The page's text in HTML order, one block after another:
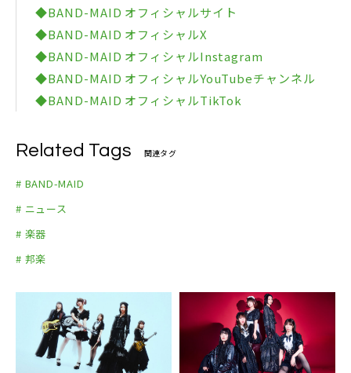
◆BAND-MAID オフィシャルサイト
◆BAND-MAID オフィシャルX
◆BAND-MAID オフィシャルInstagram
◆BAND-MAID オフィシャルYouTubeチャンネル
◆BAND-MAID オフィシャルTikTok
Related Tags 関連タグ
# BAND-MAID
# ニュース
# 楽器
# 邦楽